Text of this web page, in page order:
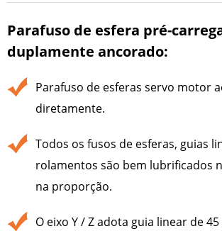
Parafuso de esfera pré-
duplamente ancorado:
Parafuso de esferas servo motor
diretamente.
Todos os fusos de esferas, guias
rolamentos são bem lubrificados
na proporção.
O eixo Y / Z adota guia linear de